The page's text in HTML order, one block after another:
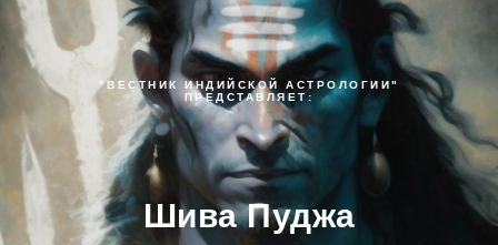
"ВЕСТНИК ИНДИЙСКОЙ АСТРОЛОГИИ"
ПРЕДСТАВЛЯЕТ:
Шива Пуджа